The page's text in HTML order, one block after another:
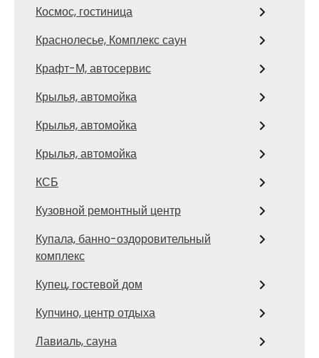
Космос, гостиница
Краснолесье, Комплекс саун
Крафт-М, автосервис
Крылья, автомойка
Крылья, автомойка
Крылья, автомойка
КСБ
Кузовной ремонтный центр
Купала, банно-оздоровительный
комплекс
Купец, гостевой дом
Купчино, центр отдыха
Лавиаль, сауна